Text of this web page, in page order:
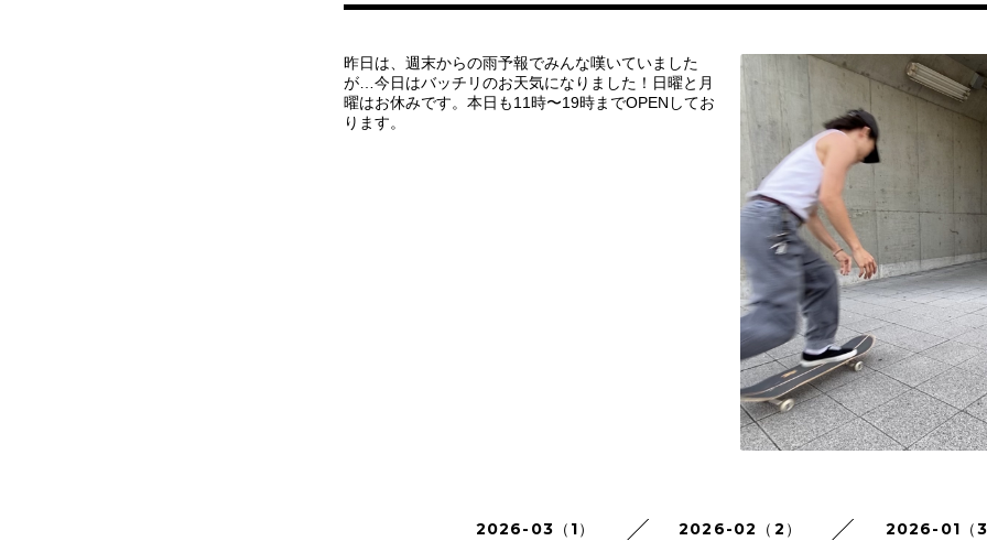
昨日は、週末からの雨予報でみんな嘆いていました
が…今日はバッチリのお天気になりました！日曜と月
曜はお休みです。本日も11時〜19時までOPENしてお
ります。
2026-03（1） 2026-02（2） 2026-01（